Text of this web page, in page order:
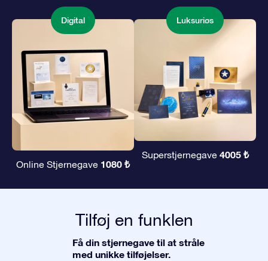
Digital
Online Stjernegave 1080 ₺
Luksuriøs
Superstjernegave 4005 ₺
Tilføj en funklen
Få din stjernegave til at stråle
med unikke tilføjelser.